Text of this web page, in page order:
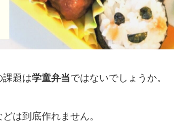
課題は学童弁当ではないでしょうか。
は到底作れません。